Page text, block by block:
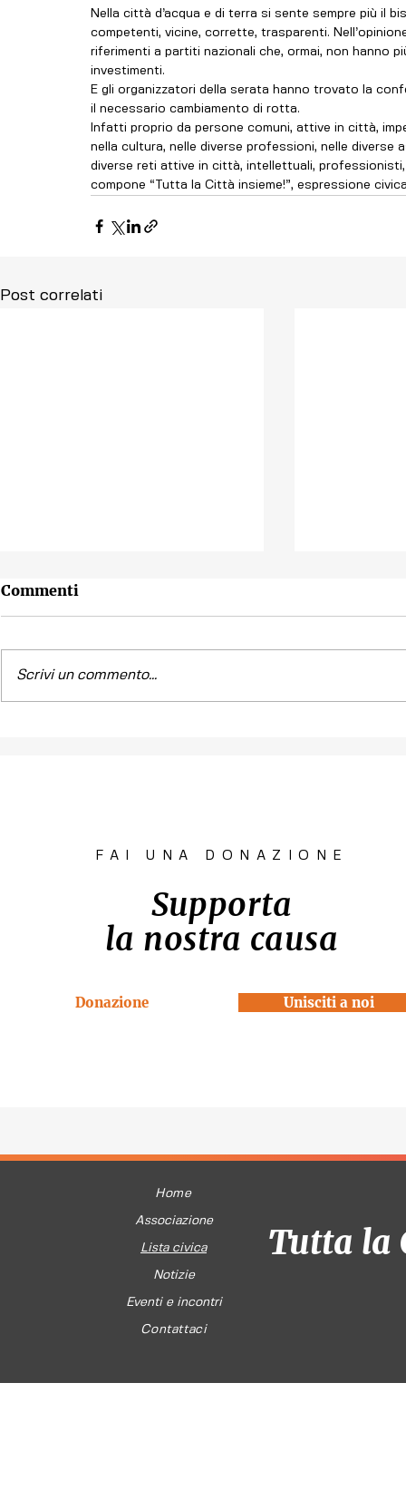
Nella città d’acqua e di terra si sente sempre più il
competenti, vicine, corrette, trasparenti.
riferimenti a partiti nazionali che, ormai, non hanno
investimenti.
E gli organizzatori della serata hanno trovato la
il necessario cambiamento di rotta.
Infatti proprio da persone comuni, attive in città,
nella cultura, nelle diverse professioni, nelle
diverse reti attive in città, intellettuali,
compone “Tutta la Città insieme!”, espressione
Post correlati
Commenti
Scrivi un commento...
FAI UNA DONAZIONE
Supporta
la nostra causa
Donazione Unisciti a noi
Home
Associazione
Lista civica
Notizie
Eventi e incontri
Contattaci
Tutta la